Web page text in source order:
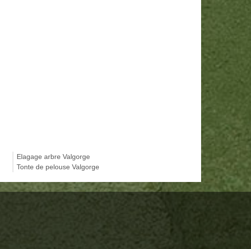
Elagage arbre Valgorge
Tonte de pelouse Valgorge